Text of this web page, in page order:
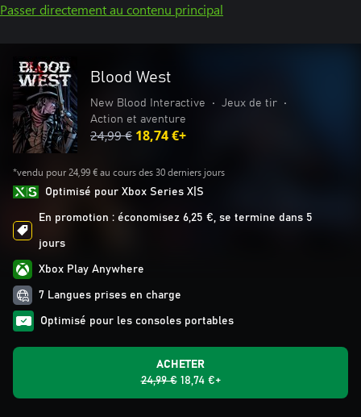
Passer directement au contenu principal
Blood West
New Blood Interactive • Jeux de tir
•
Action et aventure
24,99 € 18,74 €+
*vendu pour 24,99 € au cours des 30 derniers jours
Optimisé pour Xbox Series X|S
En promotion : économisez 6,25 €, se termine dans 5
jours
Xbox Play Anywhere
7 Langues prises en charge
Optimisé pour les consoles portables
ACHETER
24,99 € 18,74 €+